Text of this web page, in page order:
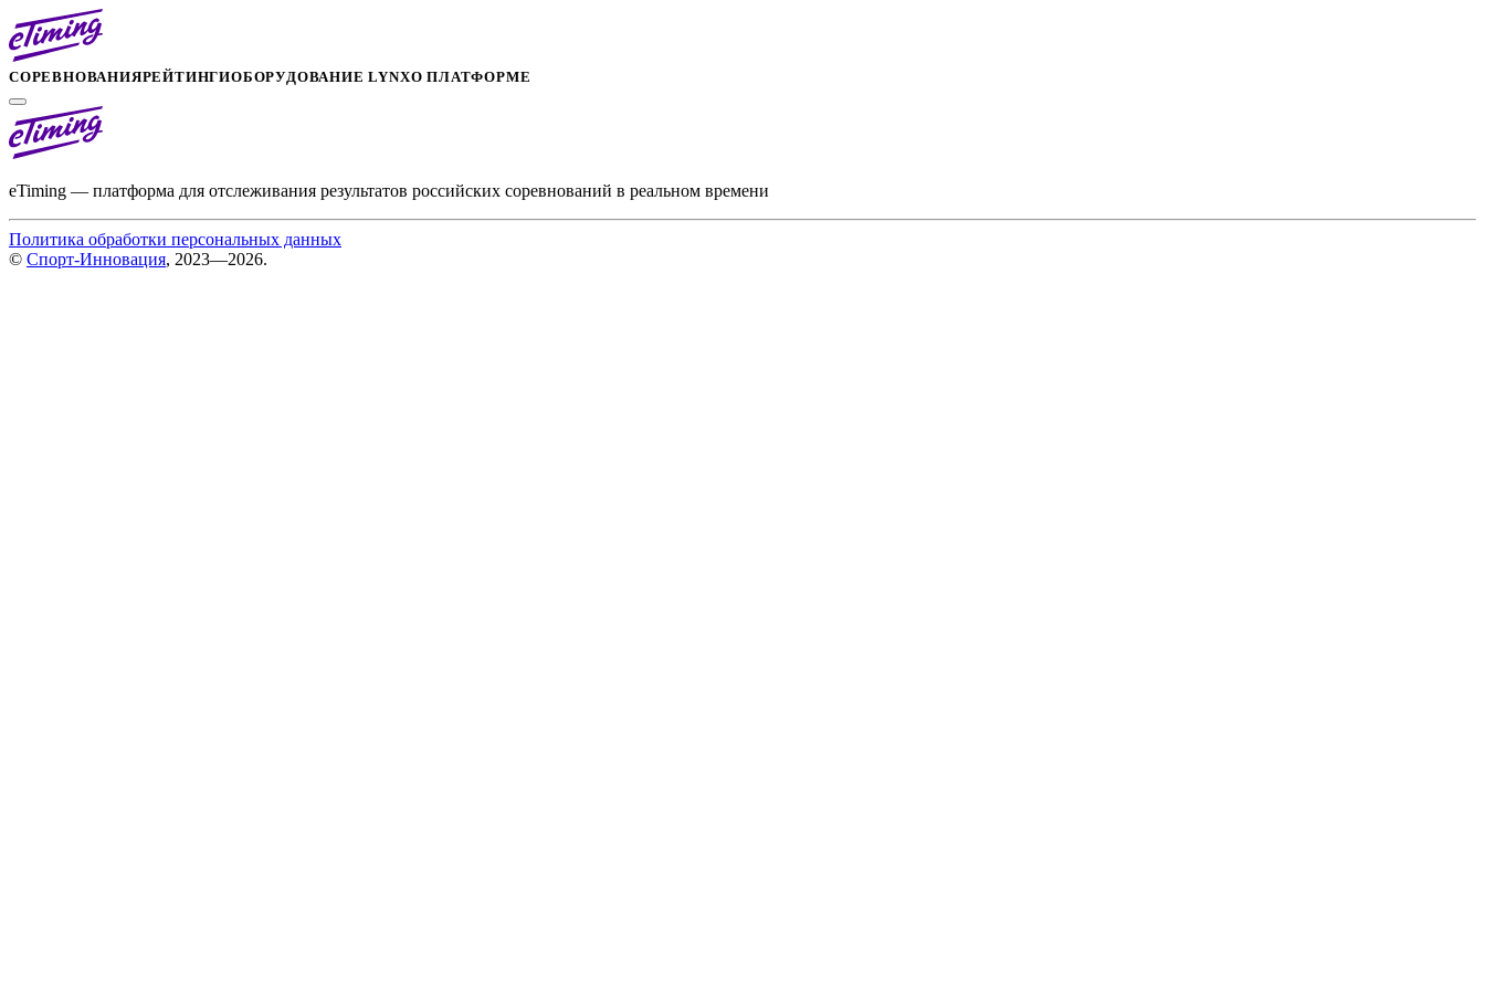
СОРЕВНОВАНИЯРЕЙТИНГИОБОРУДОВАНИЕ LYNXО ПЛАТФОРМЕ
eTiming — платформа для отслеживания результатов российских соревнований в реальном времени
Политика обработки персональных данных
© Спорт-Инновация, 2023—2026.